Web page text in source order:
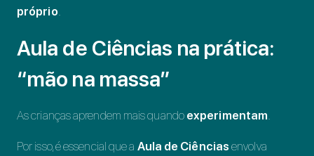
próprio.
Aula de Ciências na prática:
“mão na massa”
As crianças aprendem mais quando experimentam.
Por isso, é essencial que a Aula de Ciências envolva